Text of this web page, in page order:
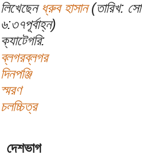
লিখেছেন ধ্রুব হাসান(তারিখ:
৬:৩৭পূর্বাহ্ন)
ক্যাটেগরি:
ব্লগরব্লগর
দিনপঞ্জি
স্মরণ
চলচ্চিত্র
দেশভাগ